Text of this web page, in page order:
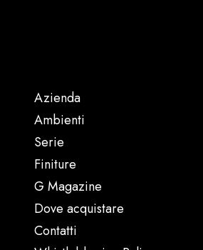
Azienda
Ambienti
Serie
Finiture
G Magazine
Dove acquistare
Contatti